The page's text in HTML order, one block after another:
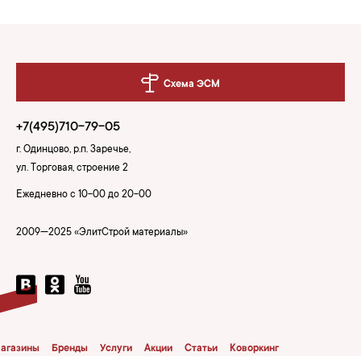
Схема ЭСМ
+7(495)710-79-05
г. Одинцово, р.п. Заречье,
ул. Торговая, строение 2
Ежедневно с 10-00 до 20-00
2009—2025 «ЭлитСтрой материалы»
Бренды Услуги Акции Статьи Коворкинг